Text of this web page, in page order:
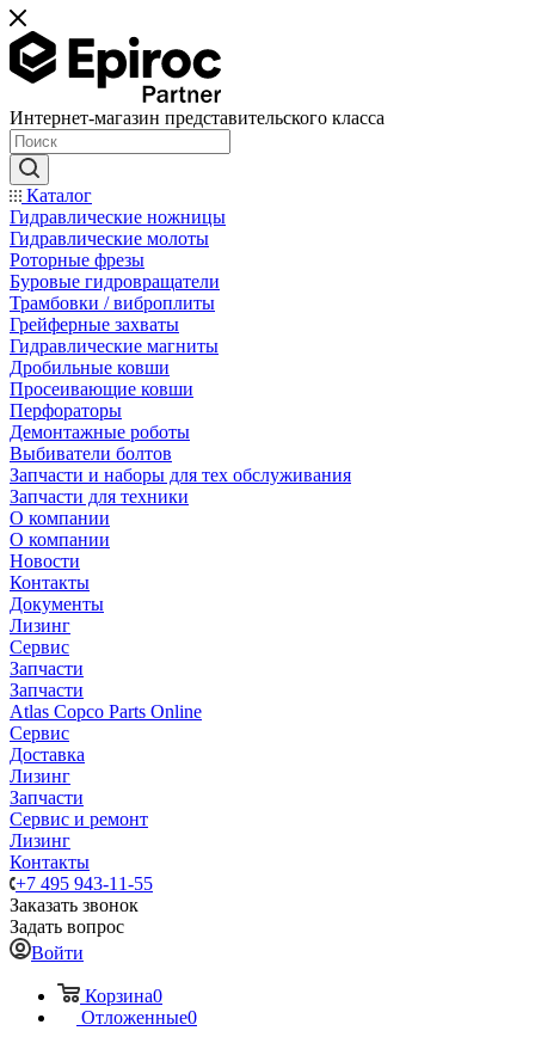
Интернет-магазин представительского класса
Каталог
Гидравлические ножницы
Гидравлические молоты
Роторные фрезы
Буровые гидровращатели
Трамбовки / виброплиты
Грейферные захваты
Гидравлические магниты
Дробильные ковши
Просеивающие ковши
Перфораторы
Демонтажные роботы
Выбиватели болтов
Запчасти и наборы для тех обслуживания
Запчасти для техники
О компании
О компании
Новости
Контакты
Документы
Лизинг
Сервис
Запчасти
Запчасти
Atlas Copco Parts Online
Сервис
Доставка
Лизинг
Запчасти
Сервис и ремонт
Лизинг
Контакты
+7 495 943-11-55
Заказать звонок
Задать вопрос
Войти
Корзина0
Отложенные0